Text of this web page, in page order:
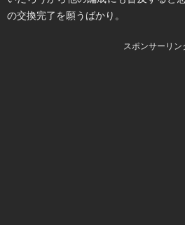
の交換完了を願うばかり。
スポンサーリン